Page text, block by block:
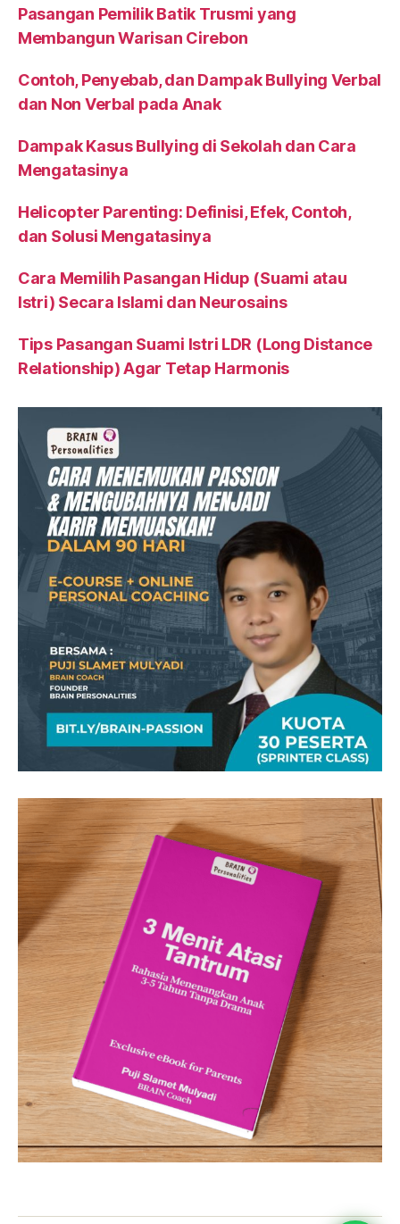
Pasangan Pemilik Batik Trusmi yang
Membangun Warisan Cirebon
Contoh, Penyebab, dan Dampak Bullying Verbal
dan Non Verbal pada Anak
Dampak Kasus Bullying di Sekolah dan Cara
Mengatasinya
Helicopter Parenting: Definisi, Efek, Contoh,
dan Solusi Mengatasinya
Cara Memilih Pasangan Hidup (Suami atau
Istri) Secara Islami dan Neurosains
Tips Pasangan Suami Istri LDR (Long Distance
Relationship) Agar Tetap Harmonis